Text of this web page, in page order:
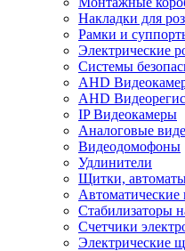
Накладки для
Рамки и
Электрические
Системы
AHD
AHD
IP Видеокамеры
Аналоговые
Видеодомофоны
Удлинители
Щитки,
Автоматические
Стабилизаторы
Счетчики
Электрические